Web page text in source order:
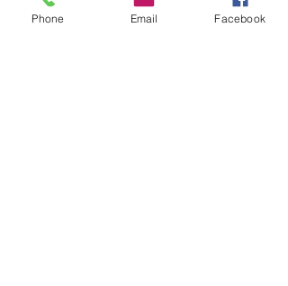
A Rothschildok és a Pentagon
bizalmas feljegyzése: „Hét ország
Phone Email Facebook